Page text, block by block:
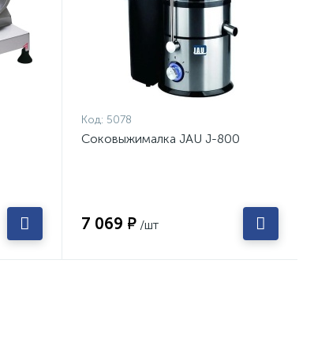
Код: 5078
Соковыжималка JAU J-800
7 069 ₽ /шт